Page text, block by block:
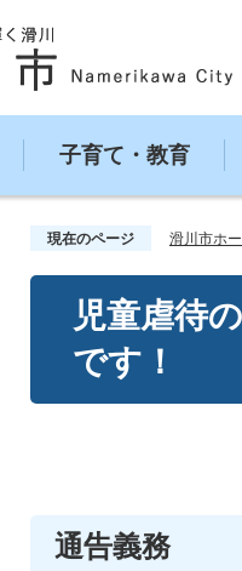
子育て・教育
現在のページ 滑川市ホ
児童虐待
です！
通告義務